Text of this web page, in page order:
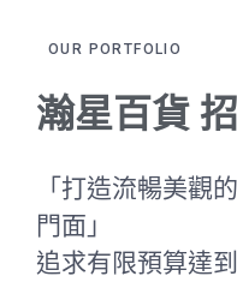
OUR PORTFOLIO
瀚星百貨
「打造流暢美觀
門面」
追求有限預算達